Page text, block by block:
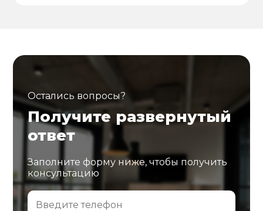
Остались вопросы?
Получите развернутый
ответ
Заполните форму ниже, чтобы получить
консультацию